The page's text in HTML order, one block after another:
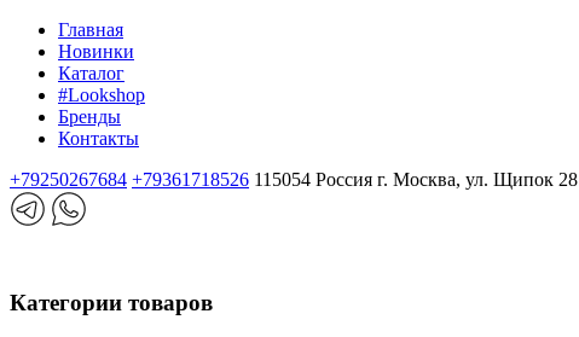
Главная
Новинки
Каталог
#Lookshop
Бренды
Контакты
+79250267684 +79361718526 115054 Россия г. Москва, ул. Щипок 28
Категории товаров